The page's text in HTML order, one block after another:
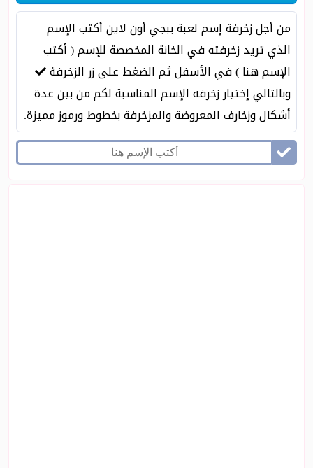
من أجل زخرفة إسم لعبة ببجي أون لاين أكتب الإسم
الذي تريد زخرفته في الخانة المخصصة للإسم ( أكتب
الإسم هنا ) في الأسفل ثم الضغط على زر الزخرفة
وبالتالي إختيار زخرفه الإسم المناسبة لكم من بين عدة
أشكال وزخارف المعروضة والمزخرفة بخطوط ورموز مميزة.